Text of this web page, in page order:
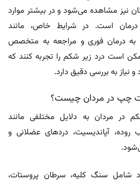
نیز مشاهده می‌شود و در بیشتر موارد
درمان است. در شرایط خاص، مانند
به درمان فوری و مراجعه به متخصص
است درد زیر شکم را تجربه کنند که
به بررسی دقیق دارد.
چپ در مردان چیست؟
در مردان به دلایل مختلفی مانند
روده، آپاندیسیت، دردهای عضلانی و
شامل سنگ کلیه، سرطان پروستات،